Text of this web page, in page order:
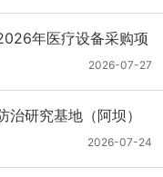
年医疗设备采购项
2026-07-27
研究基地（阿坝）
医疗设备购置项目招
2026-07-24